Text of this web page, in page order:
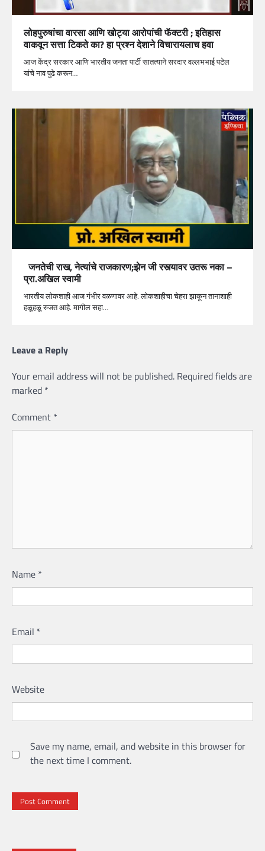
लोहपुरुषांचा वारसा आणि खोट्या आरोपांची फॅक्टरी ; इतिहास
वाकवून सत्ता टिकते का? हा प्रश्न देशाने विचारायलाच हवा
आज केंद्र सरकार आणि भारतीय जनता पार्टी सातत्याने सरदार वल्लभभाई पटेल
यांचे नाव पुढे करून…
जनतेची राख, नेत्यांचे राजकारण;झेन जी रस्त्यावर उतरू नका –
प्रा.अखिल स्वामी
भारतीय लोकशाही आज गंभीर वळणावर आहे. लोकशाहीचा चेहरा झाकून तानाशाही
हळूहळू रुजत आहे. मागील सहा…
Leave a Reply
Your email address will not be published. Required fields are
marked *
Comment *
Name *
Email *
Website
Save my name, email, and website in this browser for
the next time I comment.